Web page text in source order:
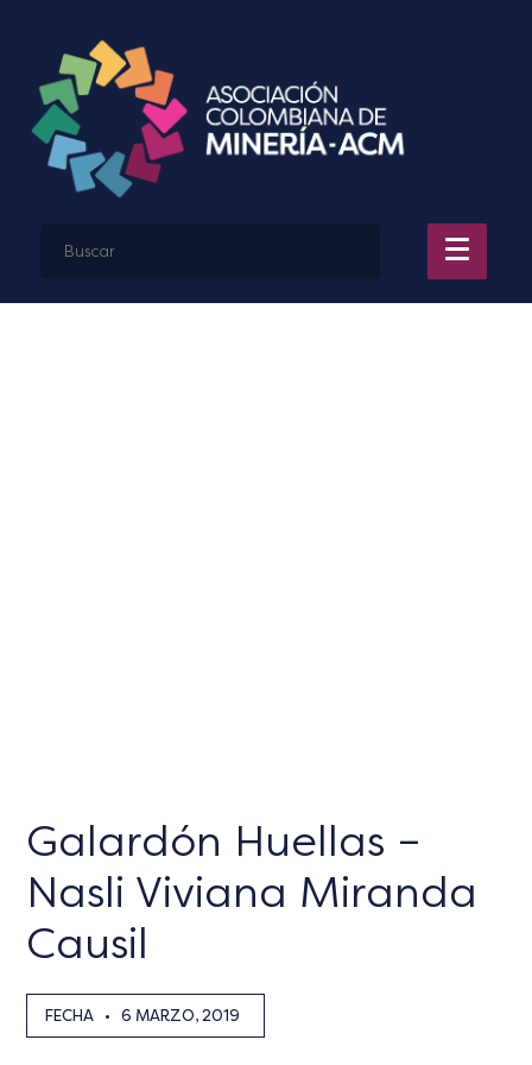
Galardón Huellas –
Nasli Viviana Miranda
Causil
FECHA • 6 MARZO, 2019